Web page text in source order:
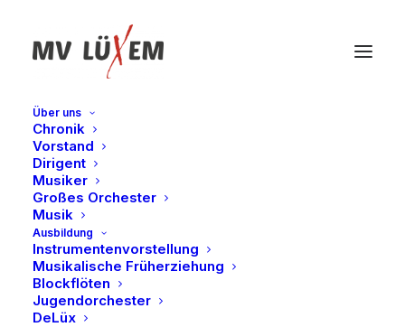
Über uns
Chronik
Vorstand
Dirigent
Musiker
Großes Orchester
Musik
Ausbildung
Instrumentenvorstellung
Musikalische Früherziehung
Blockflöten
Jugendorchester
DeLüx